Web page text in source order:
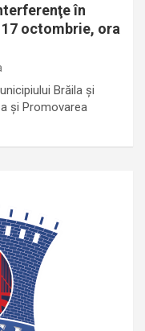
în
17 octombrie, ora
Brăila şi
și Promovarea